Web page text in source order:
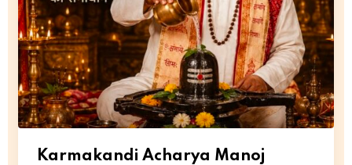
Karmakandi Acharya Manoj